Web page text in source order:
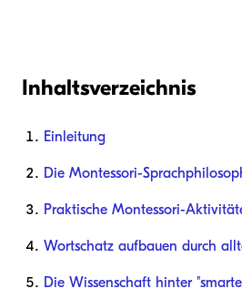
Inhaltsverzeichnis
Einleitung
Die Montessori-
Praktische Montessori-
Wortschatz aufbauen durch
Die Wissenschaft hinter